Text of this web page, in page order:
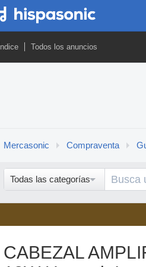
Índice Todos los anuncios
Mercasonic Compraventa
Todas las categorías
CABEZAL